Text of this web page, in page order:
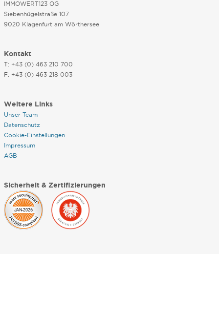
IMMOWERT123 OG
Siebenhügelstraße 107
9020 Klagenfurt am Wörthersee
Kontakt
T: +43 (0) 463 210 700
F: +43 (0) 463 218 003
Weitere Links
Unser Team
Datenschutz
Cookie-Einstellungen
Impressum
AGB
Sicherheit & Zertifizierungen